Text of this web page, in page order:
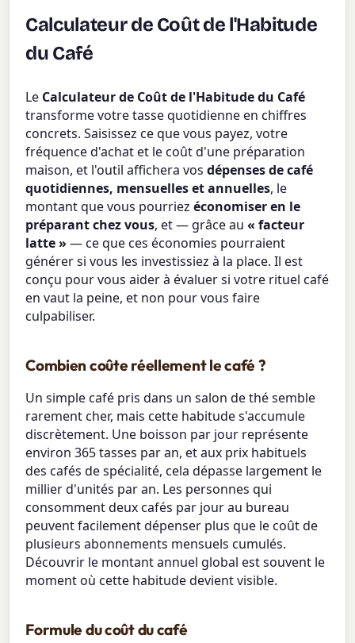
Calculateur de Coût de l'Habitude
du Café
Le Calculateur de Coût de l'Habitude du Café
transforme votre tasse quotidienne en chiffres
concrets. Saisissez ce que vous payez, votre
fréquence d'achat et le coût d'une préparation
maison, et l'outil affichera vosdépenses de café
quotidiennes, mensuelles et annuelles, le
montant que vous pourriezéconomiser en le
préparant chez vous, et — grâce au« facteur
latte » — ce que ces économies pourraient
générer si vous les investissiez à la place. Il est
conçu pour vous aider à évaluer si votre rituel café
en vaut la peine, et non pour vous faire
culpabiliser.
Combien coûte réellement le café ?
Un simple café pris dans un salon de thé semble
rarement cher, mais cette habitude s'accumule
discrètement. Une boisson par jour représente
environ 365 tasses par an, et aux prix habituels
des cafés de spécialité, cela dépasse largement le
millier d'unités par an. Les personnes qui
consomment deux cafés par jour au bureau
peuvent facilement dépenser plus que le coût de
plusieurs abonnements mensuels cumulés.
Découvrir le montant annuel global est souvent le
moment où cette habitude devient visible.
Formule du coût du café